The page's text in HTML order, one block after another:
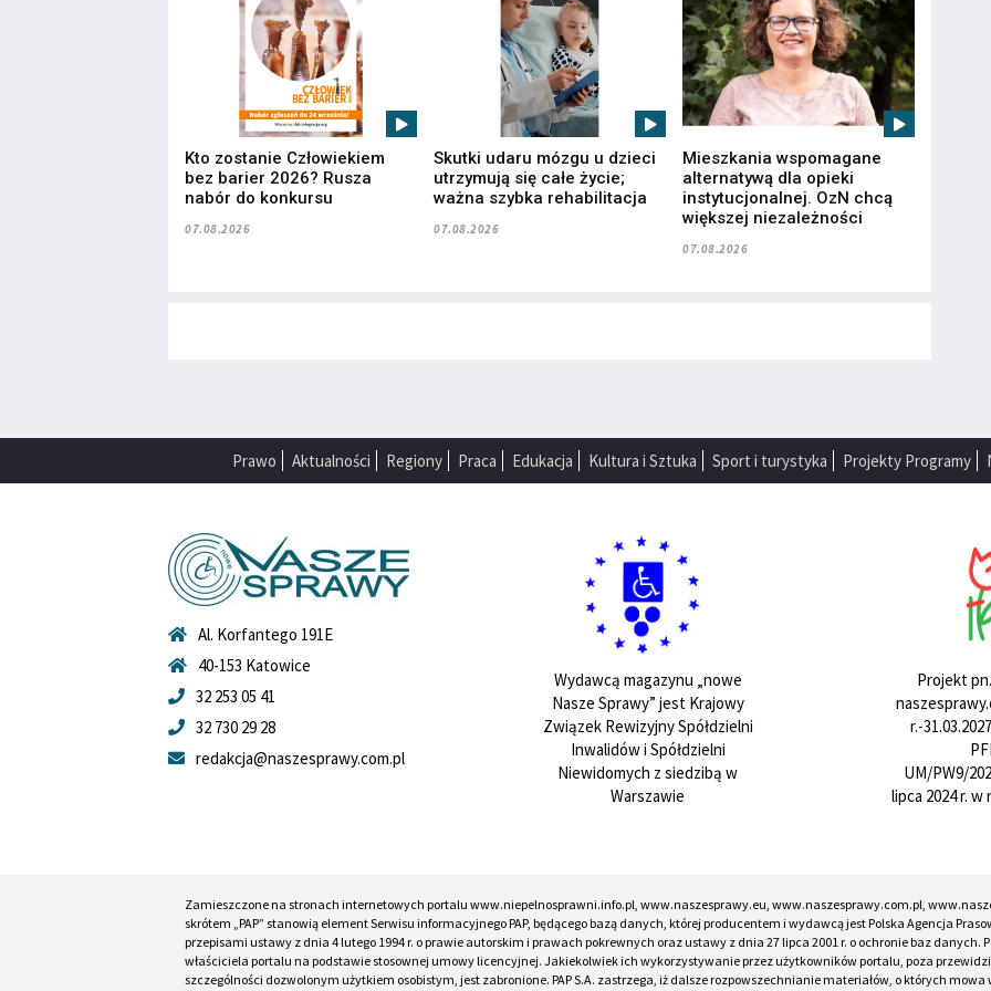
Kto zostanie Człowiekiem
bez barier 2026? Rusza
nabór do konkursu
07.08.2026
Skutki udaru mózgu u dzieci
utrzymują się całe życie;
ważna szybka rehabilitacja
07.08.2026
Mieszkania wspomagane
alternatywą dla opieki
instytucjonalnej. OzN chcą
większej niezależności
07.08.2026
Prawo Aktualności Regiony Praca Edukacja Kultura i Sztuka Sport i turystyka Projekty Programy
Al. Korfantego 191E
40-153 Katowice
32 253 05 41
32 730 29 28
redakcja@naszesprawy.com.pl
Wydawcą magazynu „nowe
Nasze Sprawy” jest Krajowy
Związek Rewizyjny Spółdzielni
Inwalidów i Spółdzielni
Niewidomych z siedzibą w
Warszawie
Projekt
r.-
UM/PW9/
lipca 2024 r.
Zamieszczone na stronach internetowych portalu www.niepelnosprawni.info.pl, www.naszesprawy.eu, www.naszesprawy.com.pl,
skrótem „PAP” stanowią element Serwisu informacyjnego PAP, będącego bazą danych, której producentem i wydawcą jest Polska Agencja
przepisami ustawy z dnia 4 lutego 1994 r. o prawie autorskim i prawach pokrewnych oraz ustawy z dnia 27 lipca 2001 r. o ochronie baz danych.
właściciela portalu na podstawie stosownej umowy licencyjnej. Jakiekolwiek ich wykorzystywanie przez użytkowników portalu, poza
szczególności dozwolonym użytkiem osobistym, jest zabronione. PAP S.A. zastrzega, iż dalsze rozpowszechnianie materiałów, o których